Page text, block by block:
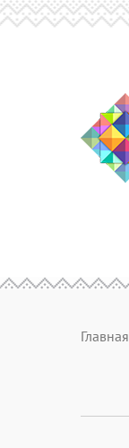
Главная